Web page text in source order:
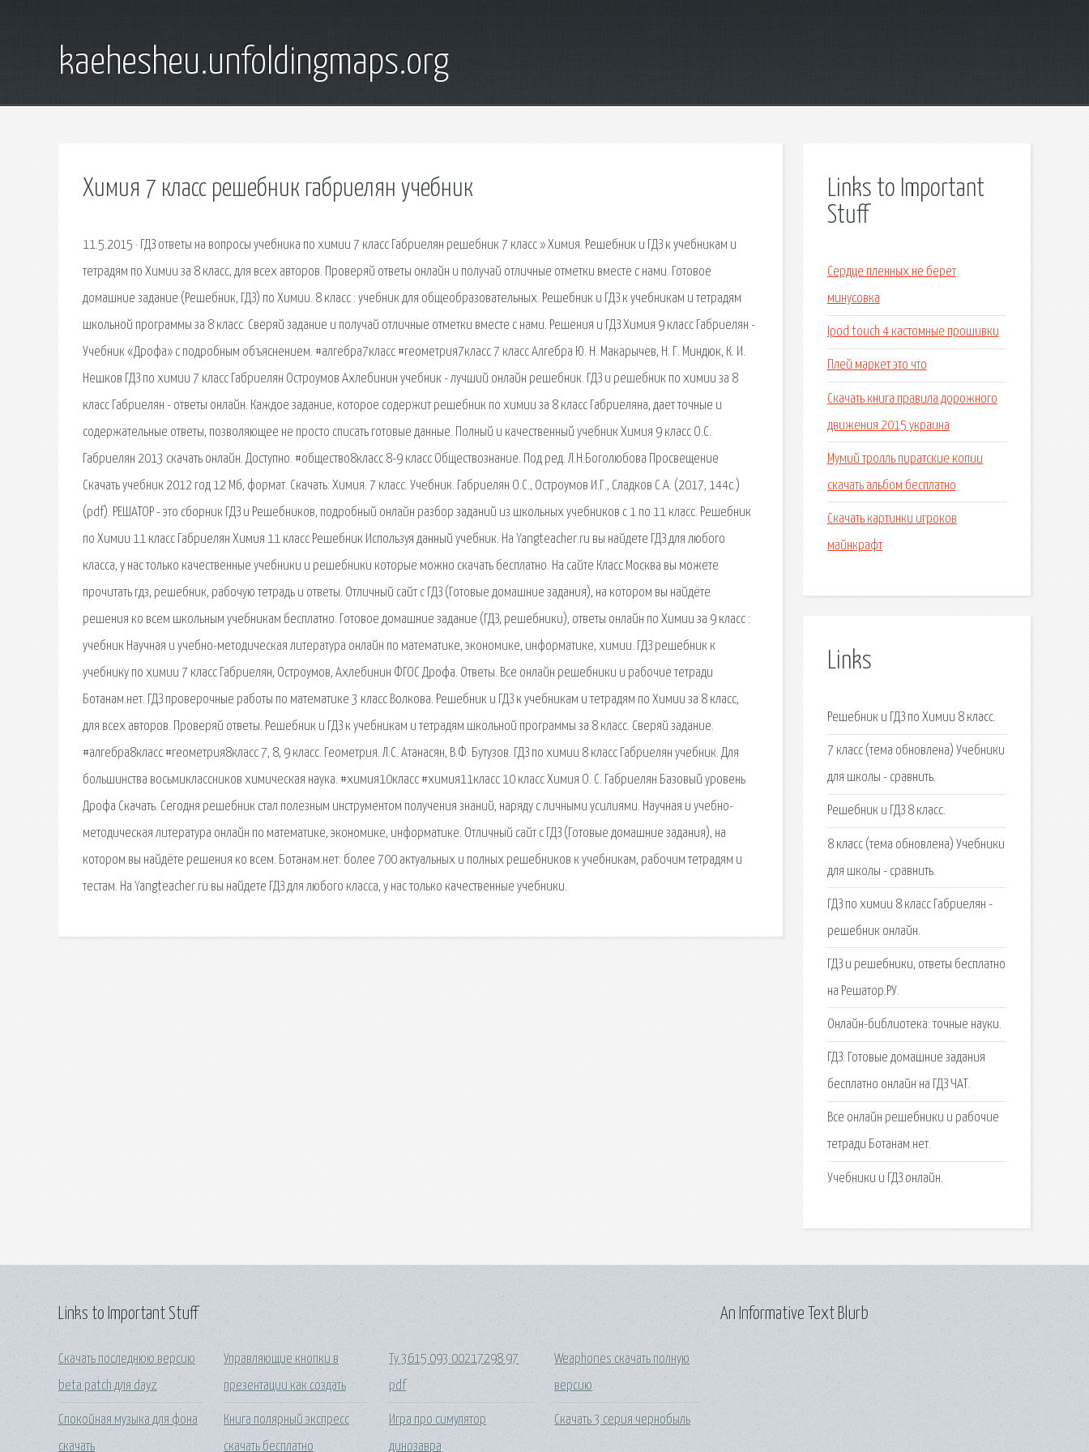
kaehesheu.unfoldingmaps.org
Химия 7 класс решебник габриелян учебник
11.5.2015 · ГДЗ ответы на вопросы учебника по химии 7 класс Габриелян решебник 7 класс » Химия. Решебник и ГДЗ к учебникам и
тетрадям по Химии за 8 класс, для всех авторов. Проверяй ответы онлайн и получай отличные отметки вместе с нами. Готовое
домашние задание (Решебник, ГДЗ) по Химии. 8 класс : учебник для общеобразовательных. Решебник и ГДЗ к учебникам и тетрадям
школьной программы за 8 класс. Сверяй задание и получай отличные отметки вместе с нами. Решения и ГДЗ Химия 9 класс Габриелян -
Учебник «Дрофа» с подробным объяснением. #алгебра7класс #геометрия7класс 7 класс Алгебра Ю. Н. Макарычев, Н. Г. Миндюк, К. И.
Нешков ГДЗ по химии 7 класс Габриелян Остроумов Ахлебинин учебник - лучший онлайн решебник. ГДЗ и решебник по химии за 8
класс Габриелян - ответы онлайн. Каждое задание, которое содержит решебник по химии за 8 класс Габриеляна, дает точные и
содержательные ответы, позволяющее не просто списать готовые данные. Полный и качественный учебник Химия 9 класс О.С.
Габриелян 2013 скачать онлайн. Доступно. #общество8класс 8-9 класс Обществознание. Под ред. Л.Н.Боголюбова Просвещение
Скачать учебник 2012 год 12 Мб, формат. Скачать: Химия. 7 класс. Учебник. Габриелян О.С., Остроумов И.Г., Сладков С.А. (2017, 144с.)
(pdf). РЕШАТОР - это сборник ГДЗ и Решебников, подробный онлайн разбор заданий из школьных учебников с 1 по 11 класс. Решебник
по Химии 11 класс Габриелян Химия 11 класс Решебник Используя данный учебник. На Yangteacher.ru вы найдете ГДЗ для любого
класса, у нас только качественные учебники и решебники которые можно скачать бесплатно. На сайте Класс.Москва вы можете
прочитать гдз, решебник, рабочую тетрадь и ответы. Отличный сайт с ГДЗ (Готовые домашние задания), на котором вы найдёте
решения ко всем школьным учебникам бесплатно. Готовое домашние задание (ГДЗ, решебники), ответы онлайн по Химии за 9 класс :
учебник Научная и учебно-методическая литература онлайн по математике, экономике, информатике, химии. ГДЗ решебник к
учебнику по химии 7 класс Габриелян, Остроумов, Ахлебинин ФГОС Дрофа. Ответы. Все онлайн решебники и рабочие тетради
Ботанам.нет. ГДЗ проверочные работы по математике 3 класс Волкова. Решебник и ГДЗ к учебникам и тетрадям по Химии за 8 класс,
для всех авторов. Проверяй ответы. Решебник и ГДЗ к учебникам и тетрадям школьной программы за 8 класс. Сверяй задание.
#алгебра8класс #геометрия8класс 7, 8, 9 класс. Геометрия. Л.С. Атанасян, В.Ф. Бутузов. ГДЗ по химии 8 класс Габриелян учебник. Для
большинства восьмиклассников химическая наука. #химия10класс #химия11класс 10 класс Химия О. С. Габриелян Базовый уровень
Дрофа Скачать. Сегодня решебник стал полезным инструментом получения знаний, наряду с личными усилиями. Научная и учебно-
методическая литература онлайн по математике, экономике, информатике. Отличный сайт с ГДЗ (Готовые домашние задания), на
котором вы найдёте решения ко всем. Ботанам.нет: более 700 актуальных и полных решебников к учебникам, рабочим тетрадям и
тестам. На Yangteacher.ru вы найдете ГДЗ для любого класса, у нас только качественные учебники.
Links to Important
Stuff
Сердце пленных не берет
минусовка
Ipod touch 4 кастомные прошивки
Плей маркет это что
Скачать книга правила дорожного
движения 2015 украина
Мумий тролль пиратские копии
скачать альбом бесплатно
Скачать картинки игроков
майнкрафт
Links
Решебник и ГДЗ по Химии 8 класс.
7 класс (тема обновлена) Учебники
для школы - сравнить.
Решебник и ГДЗ 8 класс.
8 класс (тема обновлена) Учебники
для школы - сравнить.
ГДЗ по химии 8 класс Габриелян -
решебник онлайн.
ГДЗ и решебники, ответы бесплатно
на Решатор.РУ.
Онлайн-библиотека: точные науки.
ГДЗ: Готовые домашние задания
бесплатно онлайн на ГДЗ ЧАТ.
Все онлайн решебники и рабочие
тетради Ботанам.нет.
Учебники и ГДЗ онлайн.
Links to Important Stuff
Скачать последнюю версию
beta patch для dayz
Спокойная музыка для фона
скачать
Управляющие кнопки в
презентации как создать
Книга полярный экспресс
скачать бесплатно
Ту 3615 093 00217298 97
pdf
Игра про симулятор
динозавра
Weaphones скачать полную
версию
Скачать 3 серия чернобыль
An Informative Text Blurb